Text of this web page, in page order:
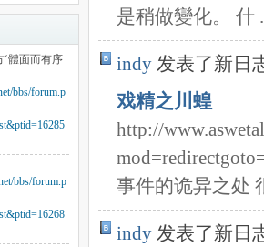
‘體面而有序
bbs/forum.p
bbs/forum.p
是稍做變化。 什
indy 发表了新日
戏精之川蝗
http://
事件的诡异之处
indy 发表了新日